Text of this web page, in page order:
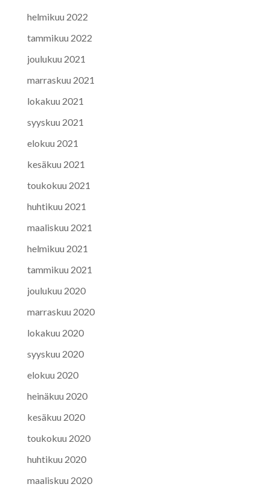
helmikuu 2022
tammikuu 2022
joulukuu 2021
marraskuu 2021
lokakuu 2021
syyskuu 2021
elokuu 2021
kesäkuu 2021
toukokuu 2021
huhtikuu 2021
maaliskuu 2021
helmikuu 2021
tammikuu 2021
joulukuu 2020
marraskuu 2020
lokakuu 2020
syyskuu 2020
elokuu 2020
heinäkuu 2020
kesäkuu 2020
toukokuu 2020
huhtikuu 2020
maaliskuu 2020